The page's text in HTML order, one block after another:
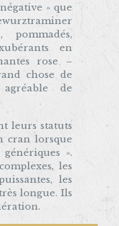
» que
en
rose –
chose de
de
leurs statuts
cran lorsque
».
les
les
longue. Ils